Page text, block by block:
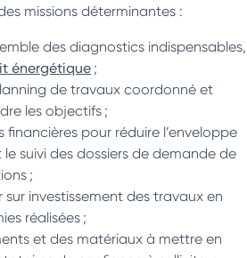
missions déterminantes :
des diagnostics indispensables,
énergétique ;
de travaux coordonné et
les objectifs ;
financières pour réduire l’enveloppe
suivi des dossiers de demande de
;
sur investissement des travaux en
réalisées ;
et des matériaux à mettre en